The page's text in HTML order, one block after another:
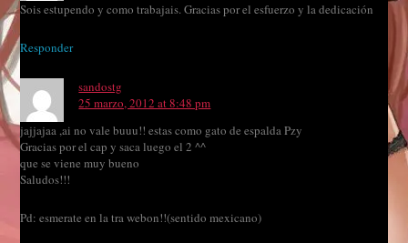
Sois estupendo y como trabajais. Gracias por el esfuerzo y la dedicación
Responder
sandostg
25 marzo, 2012 at 8:48 pm
jajjajaa ,ai no vale buuu!! estas como gato de espalda Pzy
Gracias por el cap y saca luego el 2 ^^
que se viene muy bueno
Saludos!!!
Pd: esmerate en la tra webon!!(sentido mexicano)